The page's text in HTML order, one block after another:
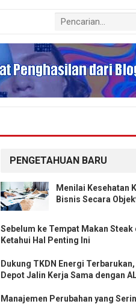
PENGETAHUAN BARU
Menilai Kesehatan
Bisnis Secara
Sebelum ke Tempat Makan Steak
Ketahui Hal Penting Ini
Dukung TKDN Energi
Depot Jalin Kerja Sama dengan
Manajemen Perubahan yang